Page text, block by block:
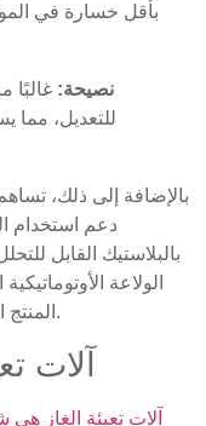
بأقل خسارة في
نصيحة: غالبًا
للتعديل،
بالإضافة إلى ذلك،
دعم استخدام
بالبلاستيك القابل
الولاعة
المنتج النهائي يتماشى مع أهداف التصنيع الخضراء.
آلات
آلات تعبئة الغاز